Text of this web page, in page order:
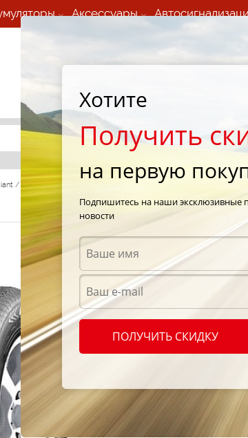
Аксессуары
Мобильный шиномонтаж 24/7
/ Sport/ Cordiant Sport 175/70 R13 82T
Хотите
Получить
на первую
Подпишитесь на наши эксклюзивные
новости
ПОЛУЧИТЬ СКИДКУ